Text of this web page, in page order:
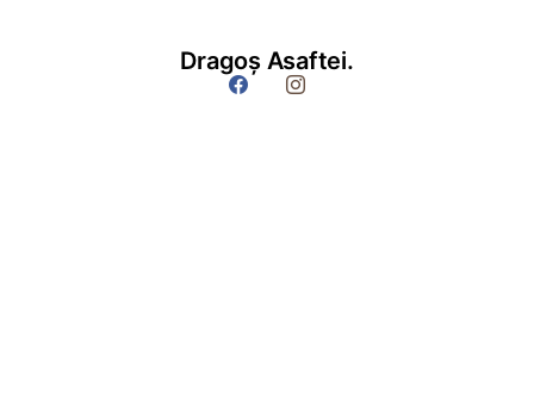
Dragoș Asaftei.